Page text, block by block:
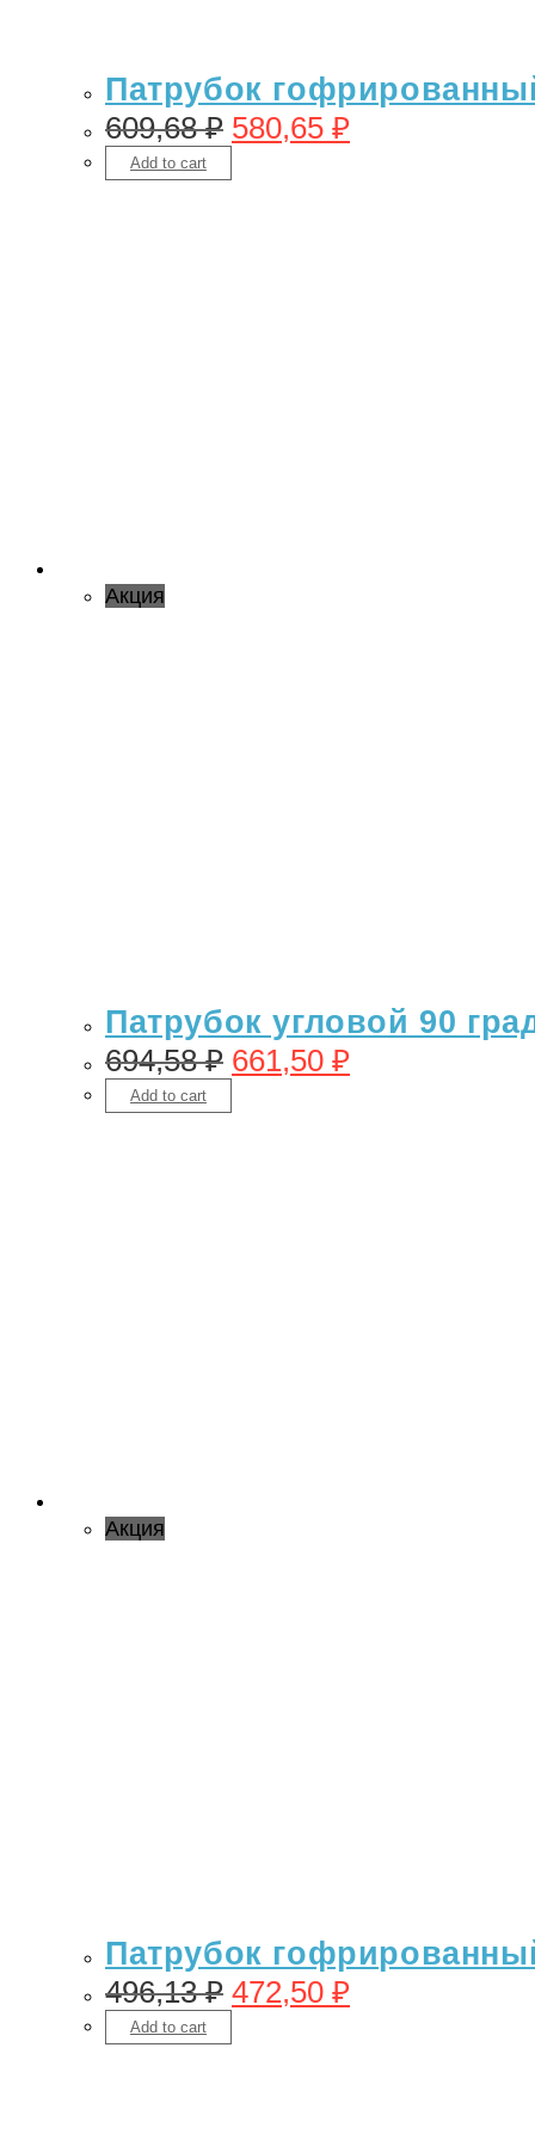
Патрубок
609,68₽ 580,65 ₽
Add to cart
Акция
Патрубок угловой 90
694,58₽ 661,50 ₽
Add to cart
Акция
Патрубок
496,13₽ 472,50 ₽
Add to cart